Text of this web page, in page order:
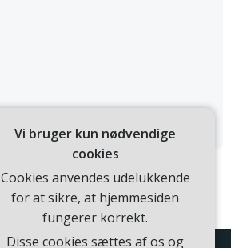
Vi bruger kun nødvendige
cookies
Cookies anvendes udelukkende
for at sikre, at hjemmesiden
fungerer korrekt.
Disse cookies sættes af os og